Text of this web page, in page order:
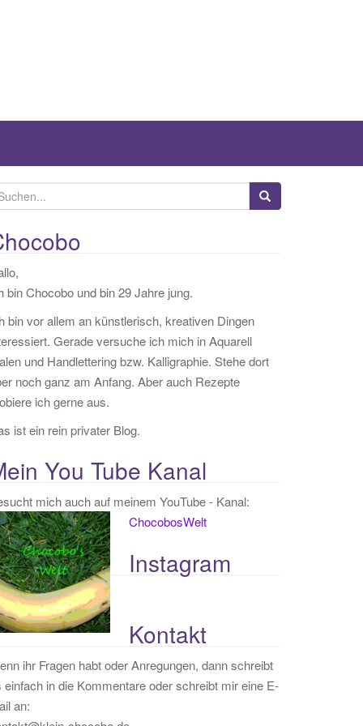
bin Chocobo und bin 29 Jahre jung.
bin vor allem an künstlerisch, kreativen Dingen
Gerade versuche ich mich in Aquarell
und Handlettering bzw. Kalligraphie. Stehe dort
noch ganz am Anfang. Aber auch Rezepte
ich gerne aus.
ist ein rein privater Blog.
You Tube Kanal
mich auch auf meinem YouTube - Kanal:
ChocobosWelt
Instagram
Kontakt
ihr Fragen habt oder Anregungen, dann schreibt
einfach in die Kommentare oder schreibt mir eine E-
an: